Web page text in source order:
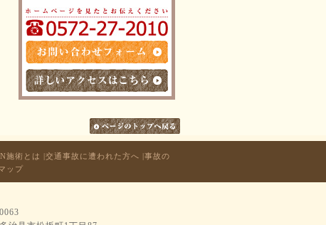
施術とは |交通事故に遭われた方へ |事故の
ップ